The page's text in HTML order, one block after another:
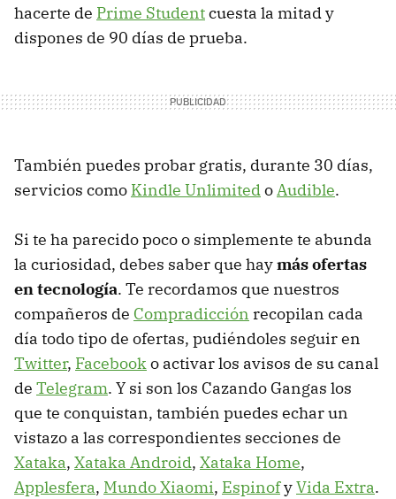
hacerte de Prime Studentcuesta la mitad y
dispones de 90 días de prueba.
También puedes probar gratis, durante 30 días,
servicios como Kindle UnlimitedoAudible.
Si te ha parecido poco o simplemente te abunda
la curiosidad, debes saber que haymás ofertas
en tecnología. Te recordamos que nuestros
compañeros de Compradicción recopilan cada
día todo tipo de ofertas, pudiéndoles seguir en
Twitter, Facebooko activar los avisos de su canal
de Telegram. Y si son los Cazando Gangas los
que te conquistan, también puedes echar un
vistazo a las correspondientes secciones de
Xataka, Xataka Android, Xataka Home,
Applesfera, Mundo Xiaomi, EspinofyVida Extra.